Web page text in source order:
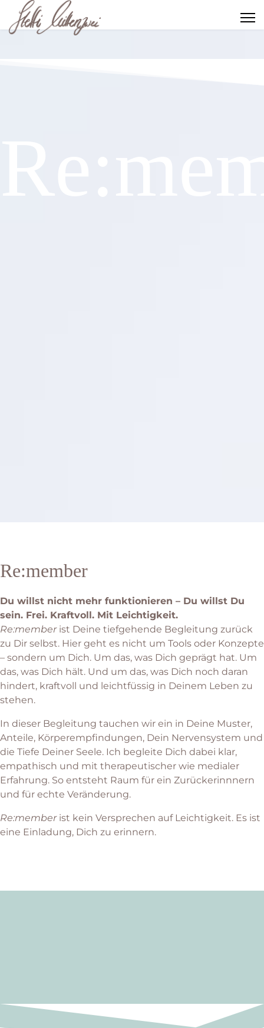
Re:member
Du willst nicht mehr funktionieren – Du willst Du
sein. Frei. Kraftvoll. Mit Leichtigkeit.
Re:memberist Deine tiefgehende Begleitung zurück
zu Dir selbst. Hier geht es nicht um Tools oder Konzepte
– sondern um Dich. Um das, was Dich geprägt hat. Um
das, was Dich hält. Und um das, was Dich noch daran
hindert, kraftvoll und leichtfüssig in Deinem Leben zu
stehen.
In dieser Begleitung tauchen wir ein in Deine Muster,
Anteile, Körperempfindungen, Dein Nervensystem und
die Tiefe Deiner Seele. Ich begleite Dich dabei klar,
empathisch und mit therapeutischer wie medialer
Erfahrung. So entsteht Raum für ein Zurückerinnnern
und für echte Veränderung.
Re:memberist kein Versprechen auf Leichtigkeit. Es ist
eine Einladung, Dich zu erinnern.